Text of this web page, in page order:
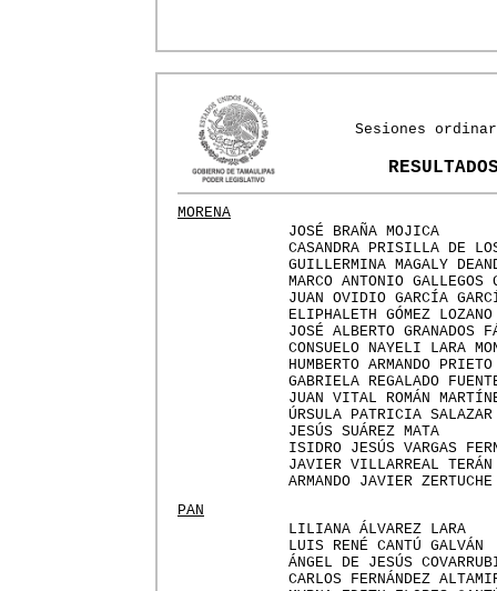
Sesiones
MORENA
JOSÉ BRAÑA MOJICA
CASANDRA PRISILLA DE
GUILLERMINA MAGALY
MARCO ANTONIO GALLEGOS
JUAN OVIDIO GARCÍA
ELIPHALETH GÓMEZ LOZANO
JOSÉ ALBERTO GRANADOS
CONSUELO NAYELI LARA
HUMBERTO ARMANDO
GABRIELA REGALADO
JUAN VITAL ROMÁN
ÚRSULA PATRICIA
JESÚS SUÁREZ MATA
ISIDRO JESÚS VARGAS
JAVIER VILLARREAL TERÁN
ARMANDO JAVIER
PAN
LILIANA ÁLVAREZ LARA
LUIS RENÉ CANTÚ GALVÁN
ÁNGEL DE JESÚS
CARLOS FERNÁNDEZ